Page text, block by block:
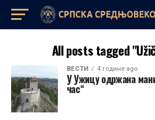
All posts tagged
ВЕСТИ 4 године ago
У Ужицу одржана
час“